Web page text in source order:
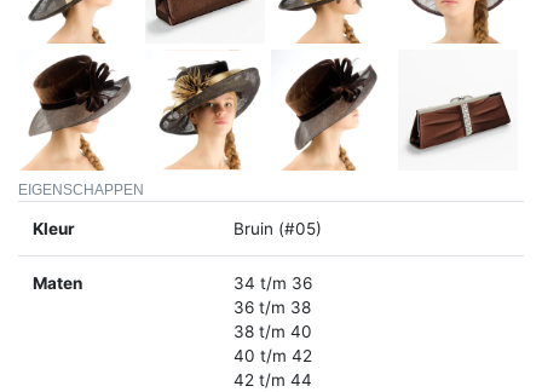
EIGENSCHAPPEN
Kleur Bruin (#05)
Maten
34 t/m 36
36 t/m 38
38 t/m 40
40 t/m 42
42 t/m 44